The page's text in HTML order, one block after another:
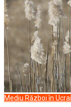
Mediu Război în